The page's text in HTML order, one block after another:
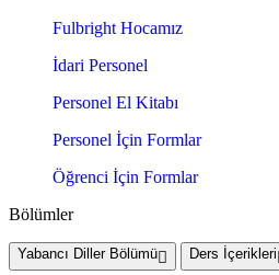
Fulbright Hocamız
İdari Personel
Personel El Kitabı
Personel İçin Formlar
Öğrenci İçin Formlar
Bölümler
Yabancı Diller Bölümü Ders İçerikleri